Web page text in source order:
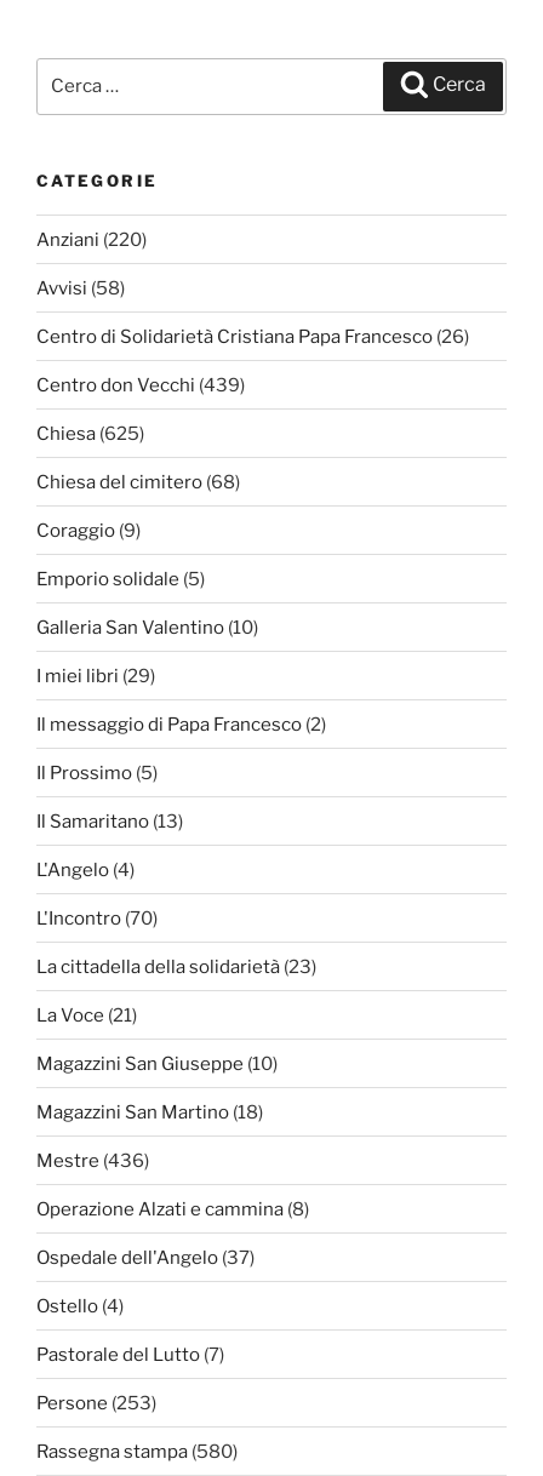
Cerca:
Cerca
CATEGORIE
Anziani (220)
Avvisi (58)
Centro di Solidarietà Cristiana Papa Francesco (26)
Centro don Vecchi (439)
Chiesa (625)
Chiesa del cimitero (68)
Coraggio (9)
Emporio solidale (5)
Galleria San Valentino (10)
I miei libri (29)
Il messaggio di Papa Francesco (2)
Il Prossimo (5)
Il Samaritano (13)
L'Angelo (4)
L'Incontro (70)
La cittadella della solidarietà (23)
La Voce (21)
Magazzini San Giuseppe (10)
Magazzini San Martino (18)
Mestre (436)
Operazione Alzati e cammina (8)
Ospedale dell'Angelo (37)
Ostello (4)
Pastorale del Lutto (7)
Persone (253)
Rassegna stampa (580)